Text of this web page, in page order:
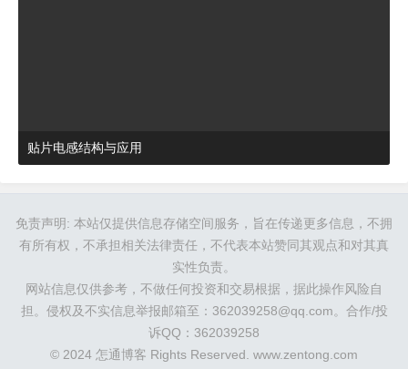
贴片电感结构与应用
免责声明: 本站仅提供信息存储空间服务，旨在传递更多信息，不拥
有所有权，不承担相关法律责任，不代表本站赞同其观点和对其真
实性负责。
网站信息仅供参考，不做任何投资和交易根据，据此操作风险自
担。侵权及不实信息举报邮箱至：362039258@qq.com。合作/投
诉QQ：362039258
© 2024 怎通博客 Rights Reserved. www.zentong.com